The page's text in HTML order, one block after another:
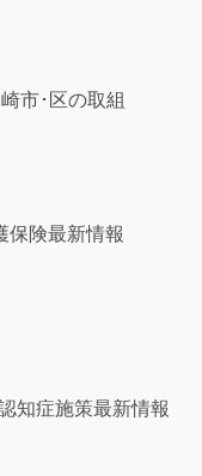
市･区の取組
保険最新情報
知症施策最新情報